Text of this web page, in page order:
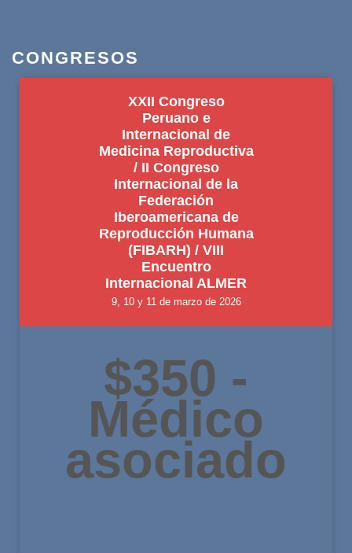
CONGRESOS
XXII Congreso
Peruano e
Internacional de
Medicina Reproductiva
/ II Congreso
Internacional de la
Federación
Iberoamericana de
Reproducción Humana
(FIBARH) / VIII
Encuentro
Internacional ALMER
9, 10 y 11 de marzo de 2026
$350 -
Médico
asociado